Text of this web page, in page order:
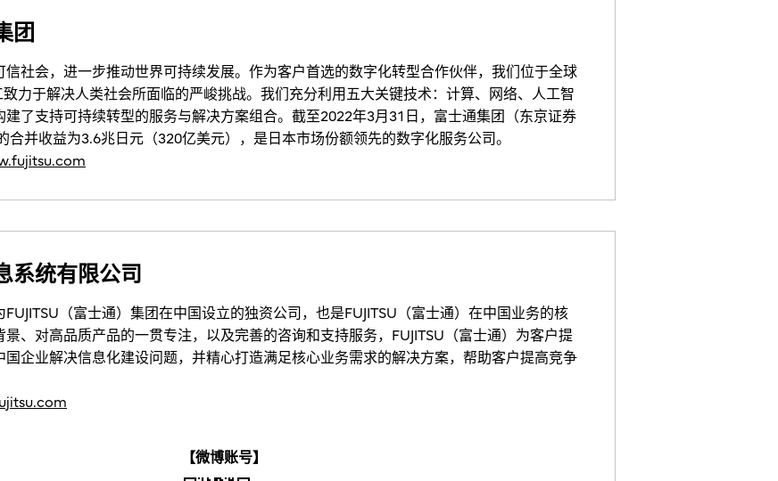
团
社会，进一步推动世界可持续发展。作为客户首选的数字化转型合作伙伴，我们位于全球
力于解决人类社会所面临的严峻挑战。我们充分利用五大关键技术：计算、网络、人工智
了支持可持续转型的服务与解决方案组合。截至2022年3月31日，富士通集团（东京证券
并收益为3.6兆日元（320亿美元），是日本市场份额领先的数字化服务公司。
系统有限公司
（富士通）集团在中国设立的独资公司，也是FUJITSU（富士通）在中国业务的核
、对高品质产品的一贯专注，以及完善的咨询和支持服务，FUJITSU（富士通）为客户提
企业解决信息化建设问题，并精心打造满足核心业务需求的解决方案，帮助客户提高竞争
【微博账号】